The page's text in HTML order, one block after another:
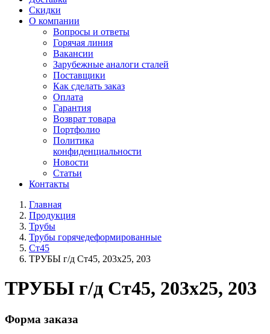
Скидки
О компании
Вопросы и ответы
Горячая линия
Вакансии
Зарубежные аналоги сталей
Поставщики
Как сделать заказ
Оплата
Гарантия
Возврат товара
Портфолио
Политика
конфиденциальности
Новости
Статьи
Контакты
Главная
Продукция
Трубы
Трубы горячедеформированные
Ст45
ТРУБЫ г/д Ст45, 203х25, 203
ТРУБЫ г/д Ст45, 203х25, 203
Форма заказа